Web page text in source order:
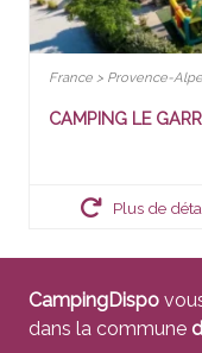
France > Provence-
CAMPING LE
Plus de
CampingDispo
dans la commune